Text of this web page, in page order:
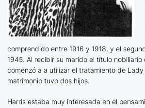
comprendido entre 1916 y 1918, y el
1945. Al recibir su marido el título nobiliario
comenzó a a utilizar el tratamiento de Lady
matrimonio tuvo dos hijos.
Harris estaba muy interesada en el